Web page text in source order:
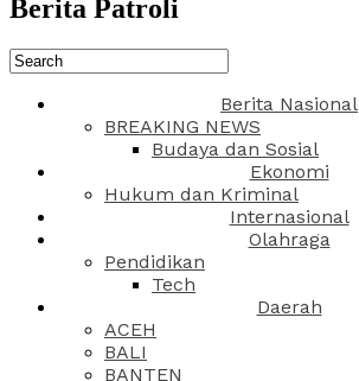
Berita Patroli
Berita Nasional
BREAKING NEWS
Budaya dan Sosial
Ekonomi
Hukum dan Kriminal
Internasional
Olahraga
Pendidikan
Tech
Daerah
ACEH
BALI
BANTEN